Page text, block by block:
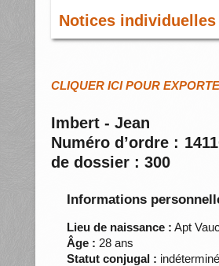
Notices individuelles
CLIQUER ICI POUR
Imbert - Jean
Numéro d’ordre :
de dossier : 300
Informations
Lieu de naissance : Apt
Âge : 28 ans
Statut conjugal : indéterminé